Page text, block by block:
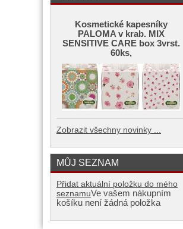
Kosmetické kapesníky
PALOMA v krab. MIX
SENSITIVE CARE box 3vrst.
60ks,
Zobrazit všechny novinky ...
MŮJ SEZNAM
Přidat aktuální položku do mého
seznamuVe vašem nákupním
košíku není žádná položka